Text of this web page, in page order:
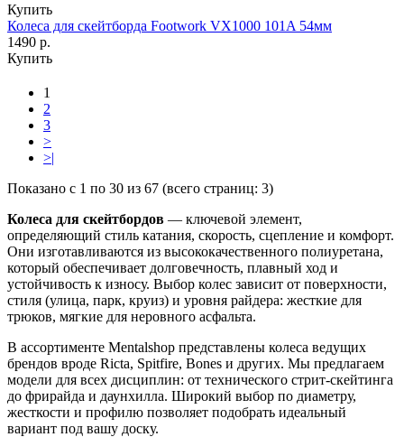
Купить
Колеса для скейтборда Footwork VX1000 101A 54мм
1490 р.
Купить
1
2
3
>
>|
Показано с 1 по 30 из 67 (всего страниц: 3)
Колеса для скейтбордов — ключевой элемент,
определяющий стиль катания, скорость, сцепление и комфорт.
Они изготавливаются из высококачественного полиуретана,
который обеспечивает долговечность, плавный ход и
устойчивость к износу. Выбор колес зависит от поверхности,
стиля (улица, парк, круиз) и уровня райдера: жесткие для
трюков, мягкие для неровного асфальта.
В ассортименте Mentalshop представлены колеса ведущих
брендов вроде Ricta, Spitfire, Bones и других. Мы предлагаем
модели для всех дисциплин: от технического стрит-скейтинга
до фрирайда и даунхилла. Широкий выбор по диаметру,
жесткости и профилю позволяет подобрать идеальный
вариант под вашу доску.